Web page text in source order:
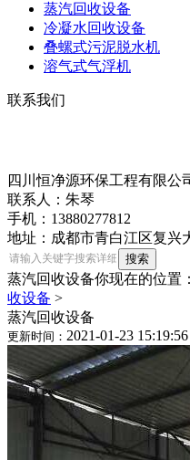
蒸汽回收设备
冷凝水回收设备
叠螺式污泥脱水机
溶气式气浮机
联系我们
四川恒净源环保工程有限公
联系人：朱琴
手机：13880277812
地址：成都市青白江区复兴
蒸汽回收设备你现在的位置：
收设备 >
蒸汽回收设备
更新时间： 2021-01-23 15:19:56